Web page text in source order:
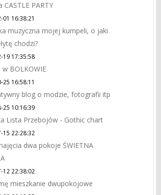
CASTLE PARTY
01 16:38:21
muzyczna mojej kumpeli, o jaki
chodzi?
19 17:35:58
w BOLKOWIE
25 16:58:11
blog o modzie, fotografii itp
25 10:16:39
Lista Przebojów - Gothic chart
15 22:28:32
dwa pokoje ŚWIETNA
12 22:38:02
mieszkanie dwupokojowe